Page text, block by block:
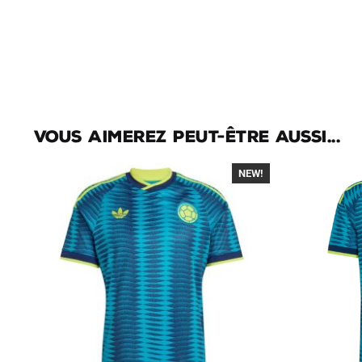
Vous aimerez peut-être aussi...
-40%
NEW!